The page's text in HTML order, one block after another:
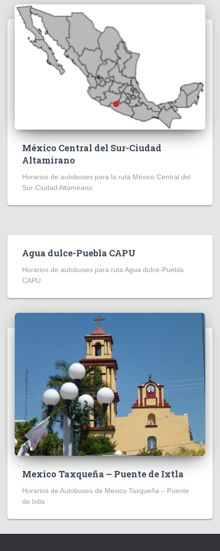
México Central del Sur-Ciudad
Altamirano
Horarios de autobuses para la ruta México Central del
Sur-Ciudad Altamirano
Agua dulce-Puebla CAPU
Horarios de autobuses para ruta Agua dulce-Puebla
CAPU
Mexico Taxqueña – Puente de Ixtla
Horarios de Autobuses de Mexico Taxqueña – Puente
de Ixtla